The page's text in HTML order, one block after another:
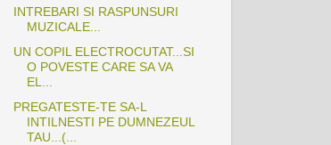
INTREBARI SI RASPUNSURI
MUZICALE...
UN COPIL ELECTROCUTAT...SI
O POVESTE CARE SA VA
EL...
PREGATESTE-TE SA-L
INTILNESTI PE DUMNEZEUL
TAU...(...